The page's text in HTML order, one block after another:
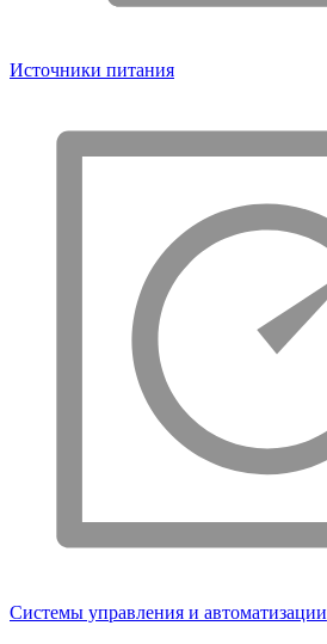
Источники питания
Системы управления и автоматизации